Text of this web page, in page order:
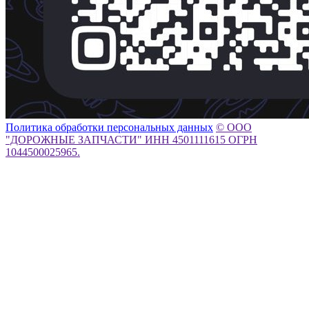
Политика обработки персональных данных © ООО
"ДОРОЖНЫЕ ЗАПЧАСТИ" ИНН 4501111615 ОГРН
1044500025965.